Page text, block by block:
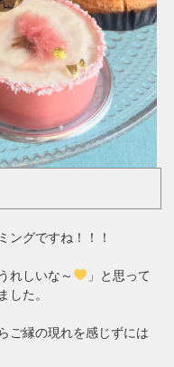
ングですね！！！
れしいな～
」と思って
した。
ご縁の現れを感じずには